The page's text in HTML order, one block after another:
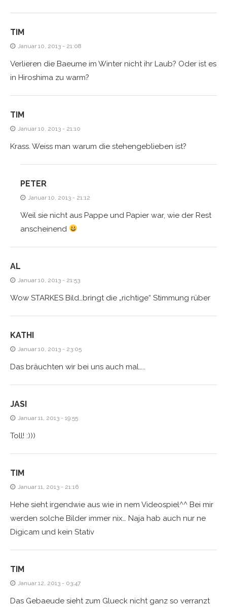
TIM
Januar 10, 2013 - 21:08
Verlieren die Baeume im Winter nicht ihr Laub? Oder ist es
in Hiroshima zu warm?
TIM
Januar 10, 2013 - 21:10
Krass. Weiss man warum die stehengeblieben ist?
PETER
Januar 10, 2013 - 21:12
Weil sie nicht aus Pappe und Papier war, wie der Rest
anscheinend
AL
Januar 10, 2013 - 21:53
Wow STARKES Bild…bringt die „richtige“ Stimmung rüber
KATHI
Januar 10, 2013 - 23:05
Das bräuchten wir bei uns auch mal…..
JASI
Januar 11, 2013 - 19:55
Toll! :)))
TIM
Januar 11, 2013 - 21:16
Hehe sieht irgendwie aus wie in nem Videospiel^^ Bei mir
werden solche Bilder immer nix… Naja hab auch nur ne
Digicam und kein Stativ
TIM
Januar 12, 2013 - 03:47
Das Gebaeude sieht zum Glueck nicht ganz so verranzt